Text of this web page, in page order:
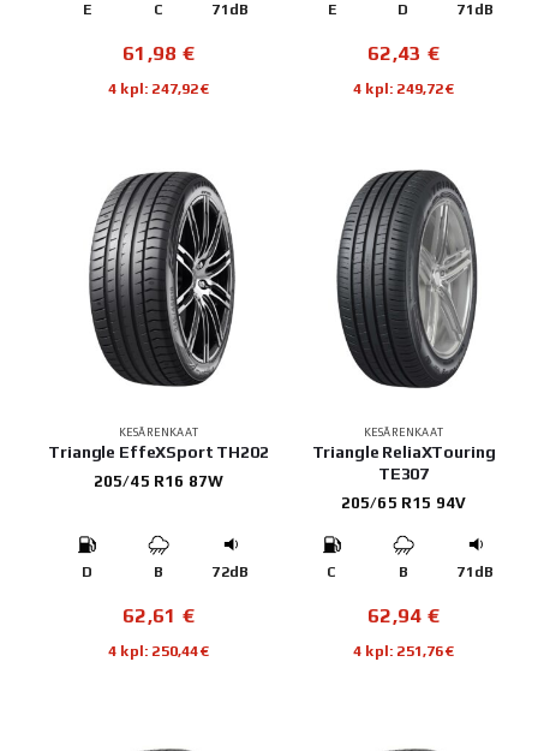
E C 71dB
61,98 €
4 kpl: 247,92€
E D 71dB
62,43 €
4 kpl: 249,72€
KESÄRENKAAT
Triangle EffeXSport TH202
205/45 R16 87W
D B 72dB
62,61 €
4 kpl: 250,44€
KESÄRENKAAT
Triangle ReliaXTouring
TE307
205/65 R15 94V
C B 71dB
62,94 €
4 kpl: 251,76€